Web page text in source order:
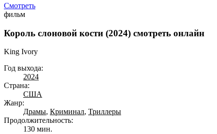
Смотреть
фильм
Король слоновой кости (2024) смотреть онлайн
King Ivory
Год выхода:
2024
Страна:
США
Жанр:
Драмы, Криминал, Триллеры
Продолжительность:
130 мин.